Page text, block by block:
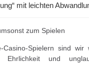
mit leichten
zum Spielen
Spielern sind wir
und